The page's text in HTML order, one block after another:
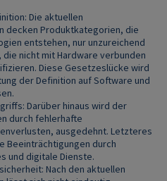
Die aktuellen
decken Produktkategorien, die
entstehen, nur unzureichend
nicht mit Hardware verbunden
Diese Gesetzeslücke wird
der Definition auf Software und
Darüber hinaus wird der
durch fehlerhafte
ausgedehnt. Letzteres
Beeinträchtigungen durch
und digitale Dienste.
Nach den aktuellen